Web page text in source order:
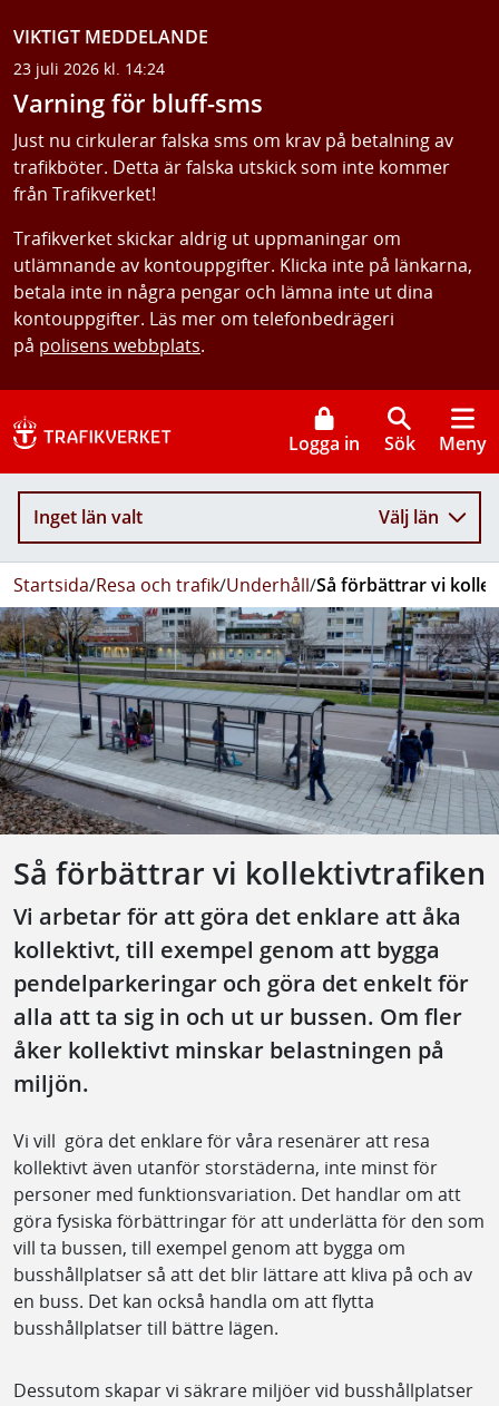
VIKTIGT MEDDELANDE
23 juli 2026 kl. 14:24
Varning för bluff-sms
Just nu cirkulerar falska sms om krav på betalning av
trafikböter. Detta är falska utskick som inte kommer
från Trafikverket!
Trafikverket skickar aldrig ut uppmaningar om
utlämnande av kontouppgifter. Klicka inte på länkarna,
betala inte in några pengar och lämna inte ut dina
kontouppgifter. Läs mer om telefonbedrägeri
på polisens webbplats.
Logga in Sök Meny
Inget län valt Välj län
Startsida/Resa och trafik/Underhåll/Så förbättrar vi
Så förbättrar vi kollektivtrafiken
Vi arbetar för att göra det enklare att åka
kollektivt, till exempel genom att bygga
pendelparkeringar och göra det enkelt för
alla att ta sig in och ut ur bussen. Om fler
åker kollektivt minskar belastningen på
miljön.
Vi vill göra det enklare för våra resenärer att resa
kollektivt även utanför storstäderna, inte minst för
personer med funktionsvariation. Det handlar om att
göra fysiska förbättringar för att underlätta för den som
vill ta bussen, till exempel genom att bygga om
busshållplatser så att det blir lättare att kliva på och av
en buss. Det kan också handla om att flytta
busshållplatser till bättre lägen.
Dessutom skapar vi säkrare miljöer vid busshållplatser